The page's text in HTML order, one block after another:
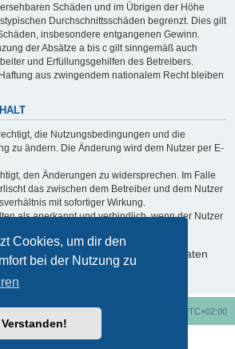
Cookies, um dir den
bei der Nutzung zu
Verstanden!
Schäden und im Übrigen der Höhe
Durchschnittsschäden begrenzt. Dies gilt
insbesondere entgangenen Gewinn.
der Absätze a bis c gilt sinngemäß auch
und Erfüllungsgehilfen des Betreibers.
aus zwingendem nationalem Recht bleiben
die Nutzungsbedingungen und die
zu ändern. Die Änderung wird dem Nutzer per E-
den Änderungen zu widersprechen. Im Falle
das zwischen dem Betreiber und dem Nutzer
mit sofortiger Wirkung.
als anerkannt und verbindlich, wenn der Nutzer
Umgang mit deinen persönlichen Daten
enthalten.
UTC+02:00
Alle Cookies löschen
Datenschutzerklärung